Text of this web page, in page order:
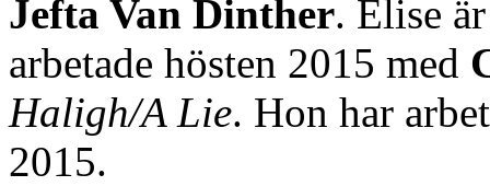
Jefta Van Dinther. Elise
arbetade hösten 2015 med
Haligh/A Lie. Hon har
2015.